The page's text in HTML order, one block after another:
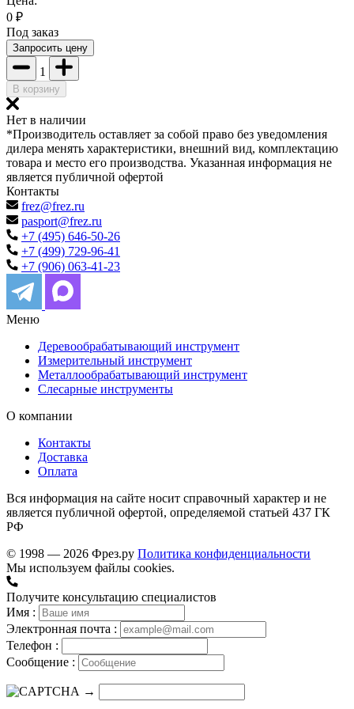
0 ₽
Под заказ
Запросить цену
1
В корзину
Нет в наличии
*Производитель оставляет за собой право без уведомления
дилера менять характеристики, внешний вид, комплектацию
товара и место его производства. Указанная информация не
является публичной офертой
Контакты
frez@frez.ru
pasport@frez.ru
+7 (495) 646-50-26
+7 (499) 729-96-41
+7 (906) 063-41-23
Меню
Деревообрабатывающий инструмент
Измерительный инструмент
Металлообрабатывающий инструмент
Слесарные инструменты
О компании
Контакты
Доставка
Оплата
Вся информация на сайте носит справочный характер и не
является публичной офертой, определяемой статьей 437 ГК
РФ
© 1998 — 2026 Фрез.ру Политика конфиденциальности
Мы используем файлы cookies.
Получите консультацию специалистов
Имя :
Электронная почта :
Телефон :
Сообщение :
→